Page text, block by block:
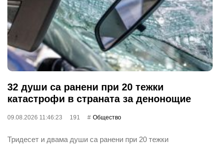
32 души са ранени при 20 тежки
катастрофи в страната за денонощие
09.08.2026 11:46:23 191 Общество
Тридесет и двама души са ранени при 20 тежки